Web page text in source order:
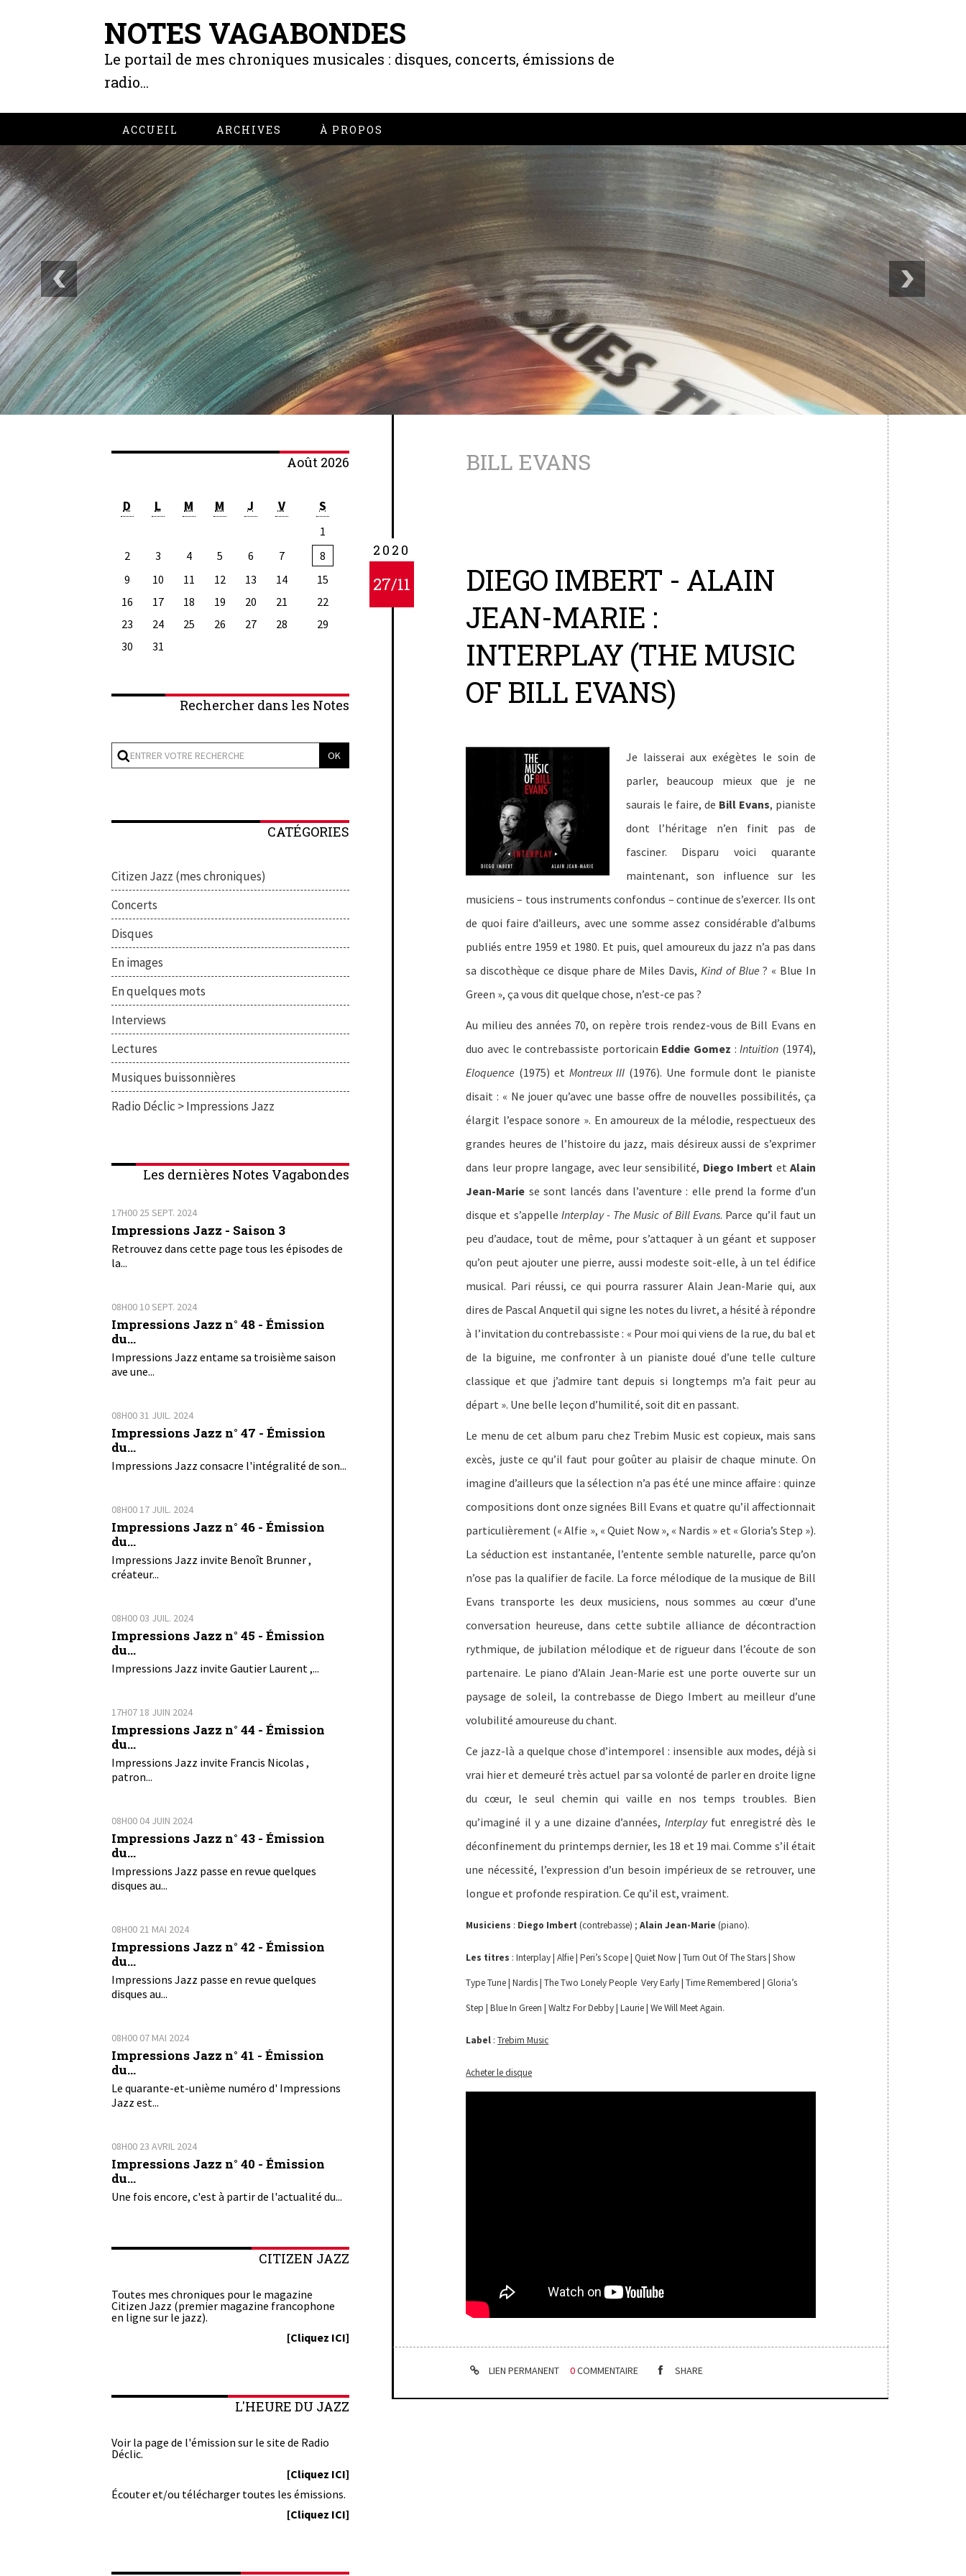
NOTES VAGABONDES
Le portail de mes chroniques musicales : disques, concerts, émissions de
radio...
ACCUEIL ARCHIVES À PROPOS
Août 2026
D L M M J V S
1
2
3 4 5 6 7
8
9
10 11 12 13 14
15
16
17 18 19 20 21
22
23
24 25 26 27 28
29
30
31
Rechercher dans les Notes
CATÉGORIES
Citizen Jazz (mes chroniques)
Concerts
Disques
En images
En quelques mots
Interviews
Lectures
Musiques buissonnières
Radio Déclic > Impressions Jazz
Les dernières Notes Vagabondes
17H00 25 SEPT. 2024
Impressions Jazz - Saison 3
Retrouvez dans cette page tous les épisodes de
la...
08H00 10SEPT. 2024
Impressions Jazz n° 48 - Émission
du...
Impressions Jazz entame sa troisième saison
ave une...
08H0031 JUIL. 2024
Impressions Jazz n° 47 - Émission
du...
Impressions Jazz consacre l'intégralité de son...
08H00 17 JUIL. 2024
Impressions Jazz n° 46 - Émission
du...
Impressions Jazz invite Benoît Brunner ,
créateur...
08H00 03 JUIL. 2024
Impressions Jazz n° 45 - Émission
du...
Impressions Jazz invite Gautier Laurent ,...
17H07 18 JUIN 2024
Impressions Jazz n° 44 - Émission
du...
Impressions Jazz invite Francis Nicolas ,
patron...
08H00 04 JUIN 2024
Impressions Jazz n° 43 - Émission
du...
Impressions Jazz passe en revue quelques
disques au...
08H00 21 MAI 2024
Impressions Jazz n° 42 - Émission
du...
Impressions Jazz passe en revue quelques
disques au...
08H00 07 MAI 2024
Impressions Jazz n° 41 - Émission
du...
Le quarante-et-unième numéro d' Impressions
Jazz est...
08H00 23 AVRIL 2024
Impressions Jazz n° 40 - Émission
du...
Une fois encore, c'est à partir de l'actualité du...
CITIZEN JAZZ
Toutes mes chroniques pour le magazine
Citizen Jazz (premier magazine francophone
en ligne sur le jazz).
[Cliquez ICI]
L'HEURE DU JAZZ
Voir la page de l'émission sur le site de Radio
Déclic.
[Cliquez ICI]
Écouter et/ou télécharger toutes les émissions.
[Cliquez ICI]
BILL EVANS
2020
27/11
DIEGO IMBERT - ALAIN
JEAN-MARIE :
INTERPLAY (THE MUSIC
OF BILL EVANS)
Je laisserai aux exégètes le soin de
parler, beaucoup mieux que je ne
saurais le faire, de Bill Evans, pianiste
dont l’héritage n’en finit pas de
fasciner. Disparu voici quarante
maintenant, son influence sur les
musiciens – tous instruments confondus – continue de s’exercer. Ils ont
de quoi faire d’ailleurs, avec une somme assez considérable d’albums
publiés entre 1959 et 1980. Et puis, quel amoureux du jazz n’a pas dans
sa discothèque ce disque phare de Miles Davis, Kind of Blue ? « Blue In
Green », ça vous dit quelque chose, n’est-ce pas ?
Au milieu des années 70, on repère trois rendez-vous de Bill Evans en
duo avec le contrebassiste portoricain Eddie Gomez :Intuition (1974),
Eloquence (1975) et Montreux III (1976). Une formule dont le pianiste
disait : « Ne jouer qu’avec une basse offre de nouvelles possibilités, ça
élargit l’espace sonore ». En amoureux de la mélodie, respectueux des
grandes heures de l’histoire du jazz, mais désireux aussi de s’exprimer
dans leur propre langage, avec leur sensibilité, Diego Imbert etAlain
Jean-Marie se sont lancés dans l’aventure : elle prend la forme d’un
disque et s’appelle Interplay - The Music of Bill Evans. Parce qu’il faut un
peu d’audace, tout de même, pour s’attaquer à un géant et supposer
qu’on peut ajouter une pierre, aussi modeste soit-elle, à un tel édifice
musical. Pari réussi, ce qui pourra rassurer Alain Jean-Marie qui, aux
dires de Pascal Anquetil qui signe les notes du livret, a hésité à répondre
à l’invitation du contrebassiste : « Pour moi qui viens de la rue, du bal et
de la biguine, me confronter à un pianiste doué d’une telle culture
classique et que j’admire tant depuis si longtemps m’a fait peur au
départ ». Une belle leçon d’humilité, soit dit en passant.
Le menu de cet album paru chez Trebim Music est copieux, mais sans
excès, juste ce qu’il faut pour goûter au plaisir de chaque minute. On
imagine d’ailleurs que la sélection n’a pas été une mince affaire : quinze
compositions dont onze signées Bill Evans et quatre qu’il affectionnait
particulièrement (« Alfie », « Quiet Now », « Nardis » et « Gloria’s Step »).
La séduction est instantanée, l’entente semble naturelle, parce qu’on
n’ose pas la qualifier de facile. La force mélodique de la musique de Bill
Evans transporte les deux musiciens, nous sommes au cœur d’une
conversation heureuse, dans cette subtile alliance de décontraction
rythmique, de jubilation mélodique et de rigueur dans l’écoute de son
partenaire. Le piano d’Alain Jean-Marie est une porte ouverte sur un
paysage de soleil, la contrebasse de Diego Imbert au meilleur d’une
volubilité amoureuse du chant.
Ce jazz-là a quelque chose d’intemporel : insensible aux modes, déjà si
vrai hier et demeuré très actuel par sa volonté de parler en droite ligne
du cœur, le seul chemin qui vaille en nos temps troubles. Bien
qu’imaginé il y a une dizaine d’années, Interplayfut enregistré dès le
déconfinement du printemps dernier, les 18 et 19 mai. Comme s’il était
une nécessité, l’expression d’un besoin impérieux de se retrouver, une
longue et profonde respiration. Ce qu’il est, vraiment.
Musiciens : Diego Imbert (contrebasse) ;Alain Jean-Marie (piano).
Les titres : Interplay | Alfie | Peri’s Scope | Quiet Now | Turn Out Of The Stars | Show
Type Tune | Nardis | The Two Lonely People ­ Very Early | Time Remembered | Gloria’s
Step | Blue In Green | Waltz For Debby | Laurie | We Will Meet Again.
Label :Trebim Music
Acheter le disque
LIEN PERMANENT 0COMMENTAIRE SHARE